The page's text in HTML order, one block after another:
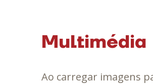
Multimédia
Ao carregar imagens